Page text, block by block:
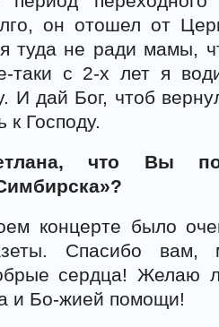
он отошел от
туда не ради мамы,
таки с 2-х лет я
И дай Бог, чтоб
к Господу.
что Вы
концерте было
Спасибо
сердца! Желаю
и Бо-жией помощи!